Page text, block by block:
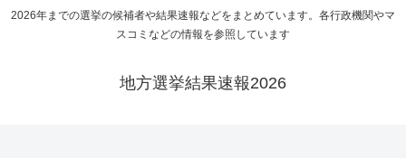
2026年までの選挙の候補者や結果速報などをまとめています。各行政機関やマ
スコミなどの情報を参照しています
地方選挙結果速報2026